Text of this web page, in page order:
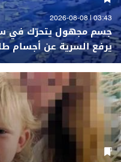
03:43 | 2026-08-08
جسم مجهول يتحرّك في
يرفع السرية عن أجسام